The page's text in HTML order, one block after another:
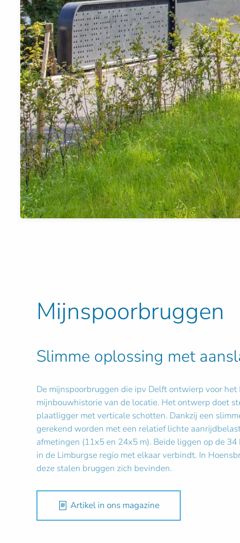
Mijnspoorbruggen
Slimme oplossing met
De mijnspoorbruggen die ipv Delft ontwierp voor
mijnbouwhistorie van de locatie. Het ontwerp doet
plaatligger met verticale schotten. Dankzij een
gerekend worden met een relatief lichte
afmetingen (11x5 en 24x5 m). Beide liggen op de
in de Limburgse regio met elkaar verbindt. In
deze stalen bruggen zich bevinden.
Artikel in ons magazine